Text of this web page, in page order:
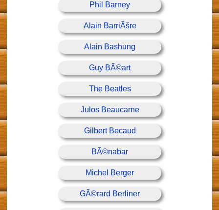
Phil Barney
Alain BarriÃšre
Alain Bashung
Guy BÃ©art
The Beatles
Julos Beaucarne
Gilbert Becaud
BÃ©nabar
Michel Berger
GÃ©rard Berliner